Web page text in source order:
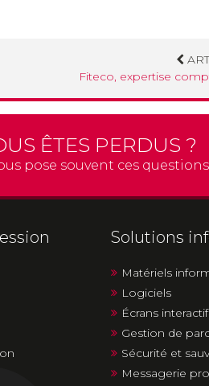
Fiteco, expertise
ÊTES PERDUS ?
pose souvent ces questions.
Solutions
Matériels
Logiciels
Écrans
Gestion de
Sécurité et
Messagerie